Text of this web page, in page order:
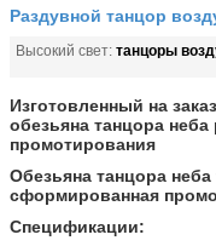
Раздувной танцор
Высокий свет: танцоры
Изготовленный на
обезьяна танцора
промотирования
Обезьяна танцора
сформированная
Спецификации: